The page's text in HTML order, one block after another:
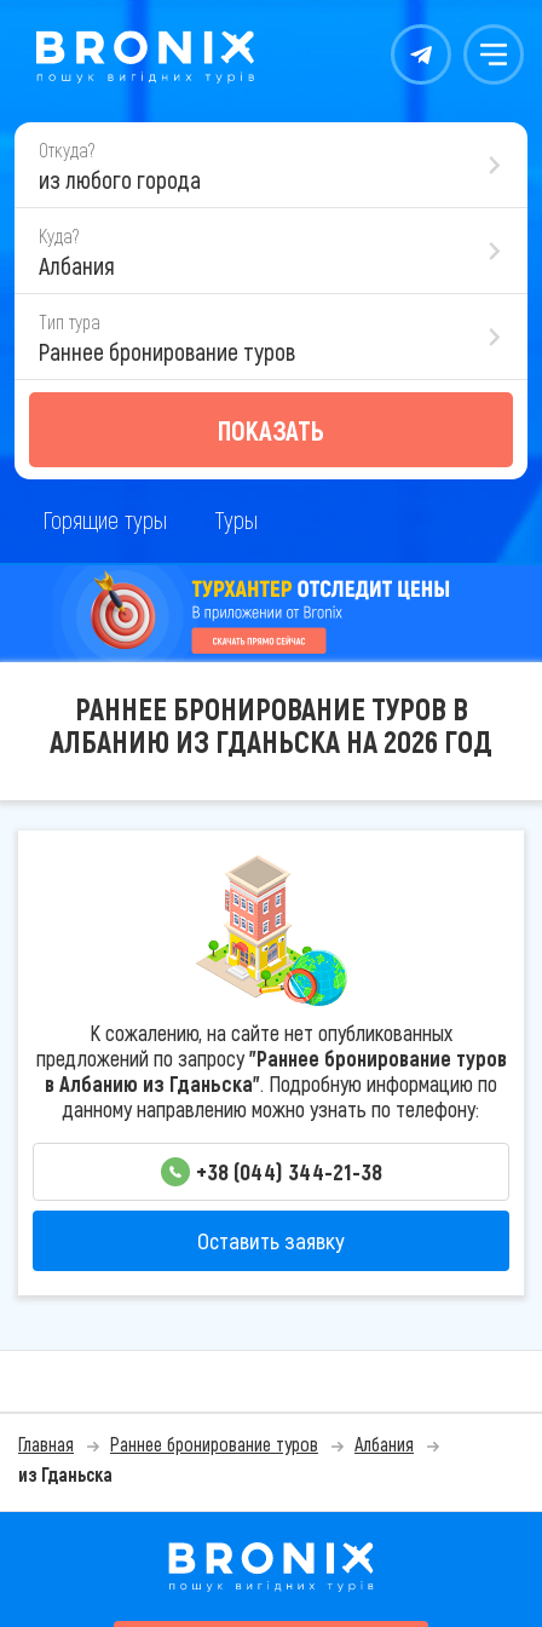
Контакты Меню
Откуда?
из любого города
Куда?
Албания
Тип тура
Раннее бронирование туров
ПОКАЗАТЬ
Горящие туры Туры
РАННЕЕ БРОНИРОВАНИЕ ТУРОВ В
АЛБАНИЮ ИЗ ГДАНЬСКА НА 2026 ГОД
К сожалению, на сайте нет опубликованных
предложений по запросу"Раннее бронирование туров
в Албанию из Гданьска". Подробную информацию по
данному направлению можно узнать по телефону:
+38 (044) 344-21-38
Оставить заявку
Главная Раннее бронирование туров
Албания
из Гданьска